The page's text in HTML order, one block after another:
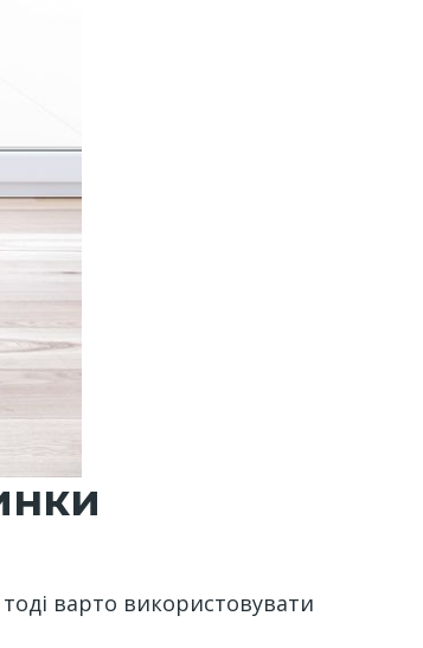
варто використовувати